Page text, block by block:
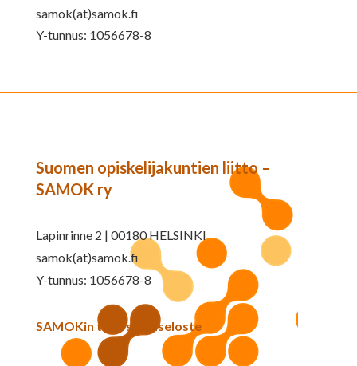
samok(at)samok.fi
Y-tunnus: 1056678-8
Suomen opiskelijakuntien liitto –
SAMOK ry
Lapinrinne 2 | 00180 HELSINKI
samok(at)samok.fi
Y-tunnus: 1056678-8
SAMOKin tietosuojaseloste